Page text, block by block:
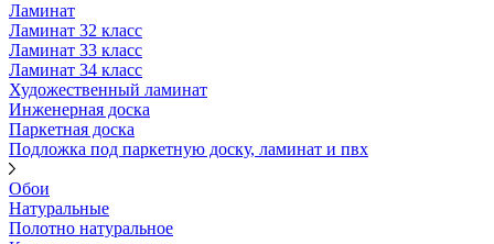
Ламинат
Ламинат 32 класс
Ламинат 33 класс
Ламинат 34 класс
Художественный ламинат
Инженерная доска
Паркетная доска
Подложка под паркетную доску, ламинат и пвх
Обои
Натуральные
Полотно натуральное